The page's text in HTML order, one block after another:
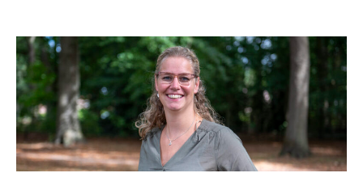
inhoud
springen